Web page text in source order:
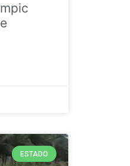
ESTADO